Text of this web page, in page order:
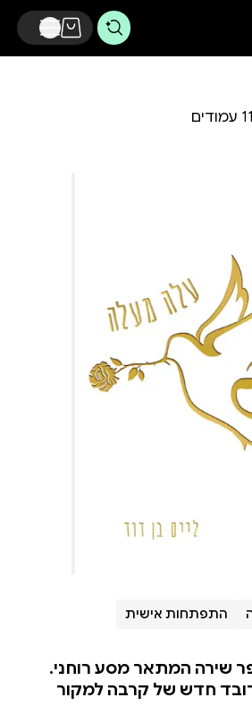
התפתחות אישית
שירה המתאר מסע רוחני.
חדש של קרבה למקור